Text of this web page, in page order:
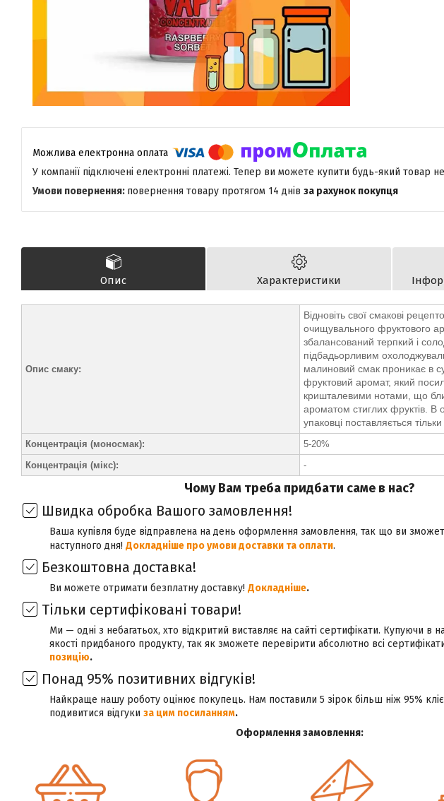
У компанії підключені електронні платежі. Тепер ви можете купити будь-який товар
повернення товару протягом 14 днів за рахунок покупця
Опис Характеристики
Опис смаку:
Відновіть свої смакові
очищувального фруктового
збалансований терпкий і
підбадьорливим
малиновий смак проникає в
фруктовий аромат, який
кришталевими нотами, що
ароматом стиглих фруктів. В
упаковці поставляється
Концентрація (моносмак):
5-20%
Концентрація (мікс):
-
Чому Вам треба придбати саме в нас?
Швидка обробка Вашого замовлення!
Ваша купівля буде відправлена на день оформлення замовлення, так що ви
наступного дня! Докладніше про умови доставки та оплати.
Безкоштовна доставка!
Ви можете отримати безплатну доставку! Докладніше.
Тільки сертифіковані товари!
Ми — одні з небагатьох, хто відкритий виставляє на сайті сертифікати. Купуючи в
якості придбаного продукту, так як зможете перевірити абсолютно всі
позицію.
Понад 95% позитивних відгуків!
Найкраще нашу роботу оцінює покупець. Нам поставили 5 зірок більш ніж 95%
подивитися відгуки за цим посиланням.
Оформлення замовлення: